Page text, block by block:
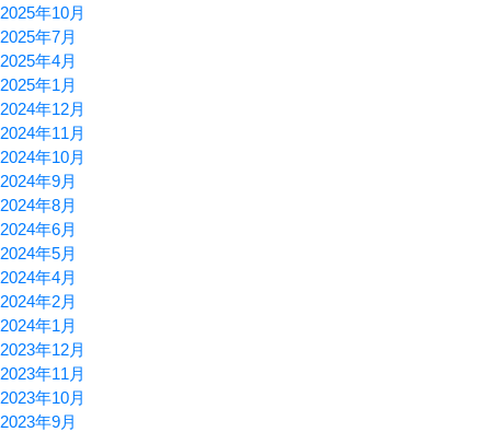
2025年10月
2025年7月
2025年4月
2025年1月
2024年12月
2024年11月
2024年10月
2024年9月
2024年8月
2024年6月
2024年5月
2024年4月
2024年2月
2024年1月
2023年12月
2023年11月
2023年10月
2023年9月